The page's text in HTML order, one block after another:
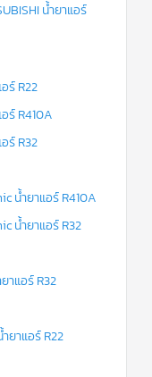
น้ำยาแอร์
ร์ R22
ร์ R410A
ร์ R32
น้ำยาแอร์ R410A
น้ำยาแอร์ R32
าแอร์ R32
ยาแอร์ R22